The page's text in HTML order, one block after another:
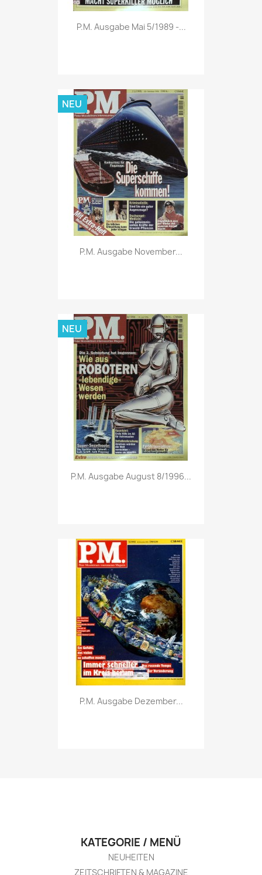
Vorschau
P.M. Ausgabe Mai 5/1989 -...
Vorschau
P.M. Ausgabe November...
NEU
Vorschau
P.M. Ausgabe August 8/1996...
NEU
Vorschau
P.M. Ausgabe Dezember...
KATEGORIE / MENÜ
NEUHEITEN
ZEITSCHRIFTEN & MAGAZINE